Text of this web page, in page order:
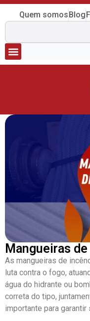
Quem somosBlog
Mangueiras
As mangueiras de
luta contra o fogo,
água do hidrante ou
correta do tipo,
importante para